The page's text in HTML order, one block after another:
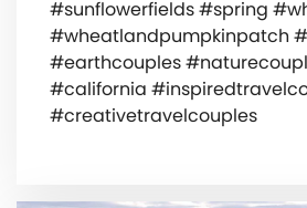
#sunflowerfields #spring
#wheatlandpumpkinpatch
#earthcouples
#california
#creativetravelcouples